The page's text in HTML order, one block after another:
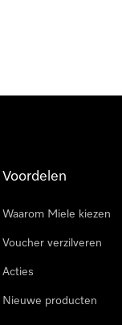
Voordelen
Waarom Miele kiezen
Voucher verzilveren
Acties
Nieuwe producten